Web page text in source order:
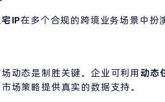
IP在多个合规的跨境业务场景中扮
动态是制胜关键。企业可利用动态
场策略提供真实的数据支持。